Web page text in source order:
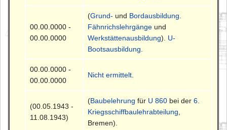
00.00.0000 -
00.00.0000
(Grund- und Bordausbildung
Fähnrichslehrgänge und
Werkstättenausbildung). U-
Bootsausbildung
00.00.0000 -
00.00.0000
Nicht ermittelt
(00.05.1943 -
11.08.1943)
(Baubelehrung für U 860 bei der6.
Kriegsschiffbaulehrabteilung
Bremen).